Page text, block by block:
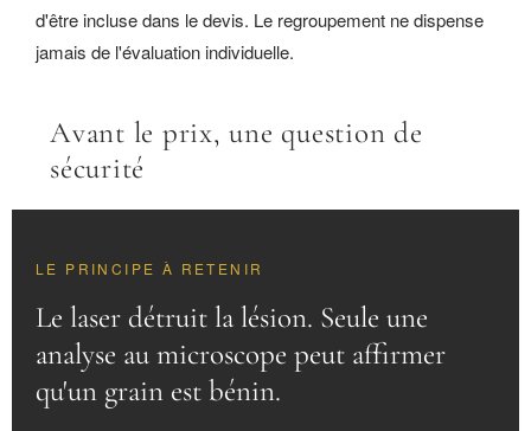
d'être incluse dans le devis. Le regroupement ne dispense
jamais de l'évaluation individuelle.
Avant le prix, une question de
sécurité
LE PRINCIPE À RETENIR
Le laser détruit la lésion. Seule une
analyse au microscope peut affirmer
qu'un grain est bénin.